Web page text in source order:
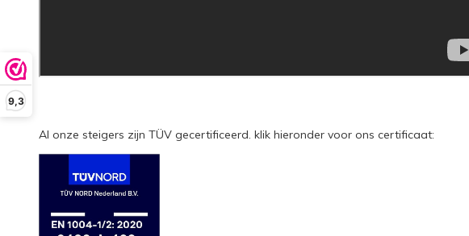
9,3
Al onze steigers zijn TÜV gecertificeerd. klik hieronder voor ons certificaat: